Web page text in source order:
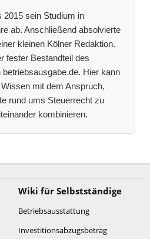
2015 sein Studium in
ab. Anschließend absolvierte
kleinen Kölner Redaktion.
fester Bestandteil des
Hier kann
mit dem Anspruch,
rund ums Steuerrecht zu
kombinieren.
Wiki für Selbstständige
Betriebsausstattung
Investitionsabzugsbetrag